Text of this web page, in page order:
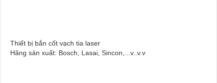
Thiết bị bắn cốt vạch tia laser
Hãng sản xuất: Bosch, Lasai, Sincon,...v..v.v